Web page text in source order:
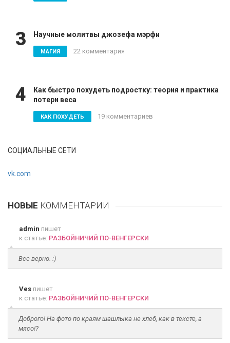
3 Научные молитвы джозефа мэрфи
МАГИЯ 22 комментария
4
Как быстро похудеть подростку: теория и практика
потери веса
КАК ПОХУДЕТЬ 19 комментариев
СОЦИАЛЬНЫЕ СЕТИ
vk.com
НОВЫЕ КОММЕНТАРИИ
admin пишет
к статье: РАЗБОЙНИЧИЙ ПО-ВЕНГЕРСКИ
Все верно. :)
Ves пишет
к статье: РАЗБОЙНИЧИЙ ПО-ВЕНГЕРСКИ
Доброго! На фото по краям шашлыка не хлеб, как в тексте, а
мясо!?